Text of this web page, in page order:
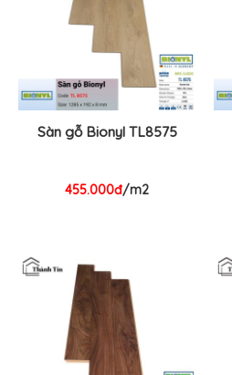
Sàn gỗ Bionyl TL8575
455.000đ/m2